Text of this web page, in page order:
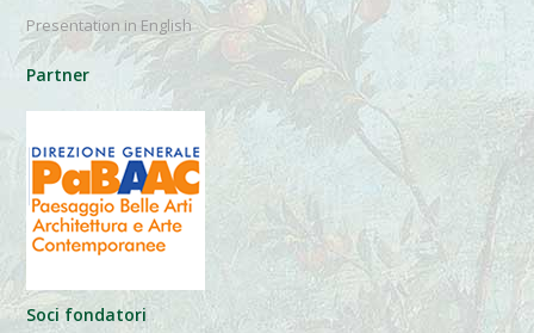
Presentation in English
Partner
Soci fondatori